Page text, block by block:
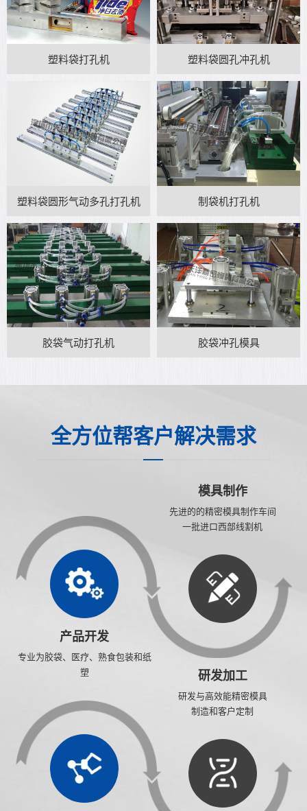
塑料袋打孔机 塑料袋圆孔冲孔机
塑料袋圆形气动多孔打孔机 制袋机打孔机
胶袋气动打孔机 胶袋冲孔模具
全方位帮客户解决需求
产品开发
专业为胶袋、医疗、熟食包装和纸
塑
模具制作
先进的的精密模具制作车间
一批进口西部线割机
研发加工
研发与高效能精密模具
制造和客户定制